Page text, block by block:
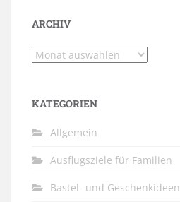
ARCHIV
Archiv
KATEGORIEN
Allgemein
Ausflugsziele für Familien
Bastel- und Geschenkideen